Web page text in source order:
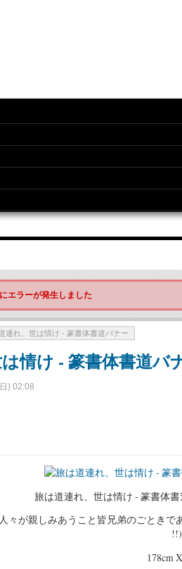
エラーが発生しました
連れ、世は情け - 篆書体書道バナー
情け - 篆書体書道バ
) 02:08
旅は道連れ、世は情け - 篆書体
々が親しみあうこと皆兄弟のごときで
!!)
178cm